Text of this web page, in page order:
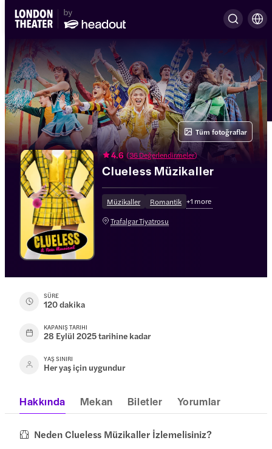
4.6 (36 Değerlendirmeler)
Clueless Müzikaller
Müzikaller Romantik +1 more
Trafalgar Tiyatrosu
Tüm fotoğraflar
SÜRE
120 dakika
KAPANIŞ TARIHI
28 Eylül 2025 tarihine kadar
YAŞ SINIRI
Her yaş için uygundur
Hakkında Mekan Biletler Yorumlar
Neden Clueless Müzikaller İzlemelisiniz?